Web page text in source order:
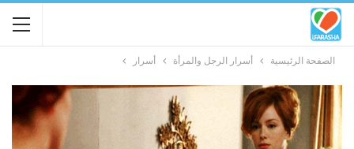
الصفحة الرئيسية أسرار الرجل والمرأة أسرار